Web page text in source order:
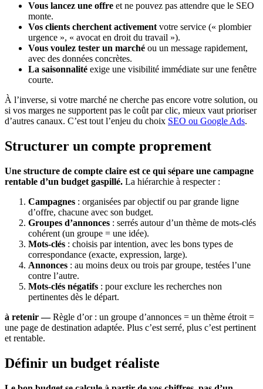
Vous lancez une offre et ne pouvez pas attendre que le SEO
monte.
Vos clients cherchent activement votre service (« plombier
urgence », « avocat en droit du travail »).
Vous voulez tester un marché ou un message rapidement,
avec des données concrètes.
La saisonnalité exige une visibilité immédiate sur une fenêtre
courte.
À l’inverse, si votre marché ne cherche pas encore votre solution, ou
si vos marges ne supportent pas le coût par clic, mieux vaut prioriser
d’autres canaux. C’est tout l’enjeu du choix SEO ou Google Ads.
Structurer un compte proprement
Une structure de compte claire est ce qui sépare une campagne
rentable d’un budget gaspillé. La hiérarchie à respecter :
Campagnes : organisées par objectif ou par grande ligne
d’offre, chacune avec son budget.
Groupes d’annonces : serrés autour d’un thème de mots-clés
cohérent (un groupe = une idée).
Mots-clés : choisis par intention, avec les bons types de
correspondance (exacte, expression, large).
Annonces : au moins deux ou trois par groupe, testées l’une
contre l’autre.
Mots-clés négatifs : pour exclure les recherches non
pertinentes dès le départ.
à retenir —Règle d’or : un groupe d’annonces = un thème étroit =
une page de destination adaptée. Plus c’est serré, plus c’est pertinent
et rentable.
Définir un budget réaliste